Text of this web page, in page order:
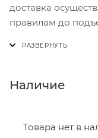
доставка
правилам до
В субботу с 8:00 до
- зоны доставки;
Наличие
Товара нет в